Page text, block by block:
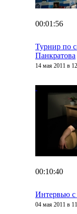
00:01:56
Турнир по
Панкратова
14 мая 2011 в
00:10:40
Интервью
04 мая 2011 в